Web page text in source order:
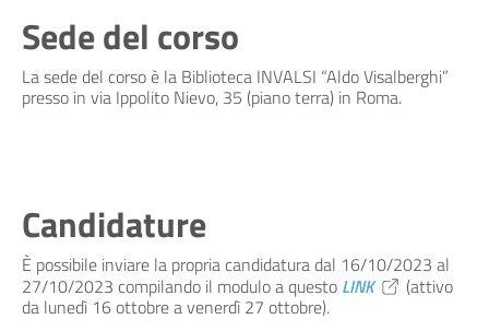
Sede del corso
La sede del corso è la Biblioteca INVALSI “Aldo Visalberghi”
presso in via Ippolito Nievo, 35 (piano terra) in Roma.
Candidature
È possibile inviare la propria candidatura dal 16/10/2023 al
27/10/2023 compilando il modulo a questo LINK (attivo
da lunedì 16 ottobre a venerdì 27 ottobre).